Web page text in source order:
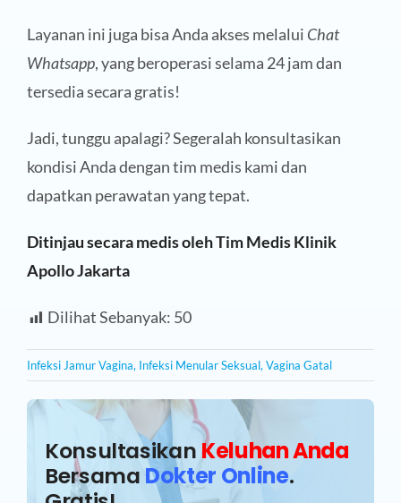
Layanan ini juga bisa Anda akses melalui Chat
Whatsapp, yang beroperasi selama 24 jam dan
tersedia secara gratis!
Jadi, tunggu apalagi? Segeralah konsultasikan
kondisi Anda dengan tim medis kami dan
dapatkan perawatan yang tepat.
Ditinjau secara medis oleh Tim Medis Klinik
Apollo Jakarta
Dilihat Sebanyak: 50
Infeksi Jamur Vagina, Infeksi Menular Seksual,Vagina Gatal
Konsultasikan Keluhan Anda
BersamaDokter Online.